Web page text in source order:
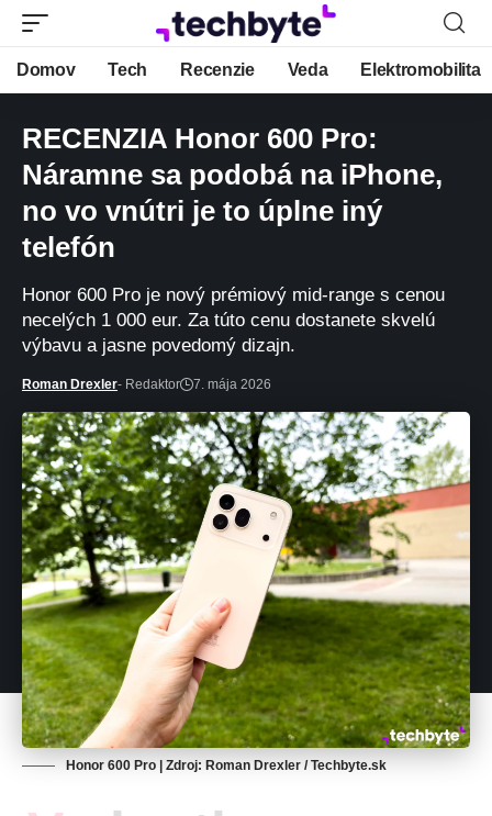
Domov Tech Recenzie Veda Elektromobilita
RECENZIA Honor 600 Pro:
Náramne sa podobá na iPhone,
no vo vnútri je to úplne iný
telefón
Honor 600 Pro je nový prémiový mid-range s cenou
necelých 1 000 eur. Za túto cenu dostanete skvelú
výbavu a jasne povedomý dizajn.
Roman Drexler- Redaktor 7. mája 2026
Honor 600 Pro | Zdroj: Roman Drexler / Techbyte.sk